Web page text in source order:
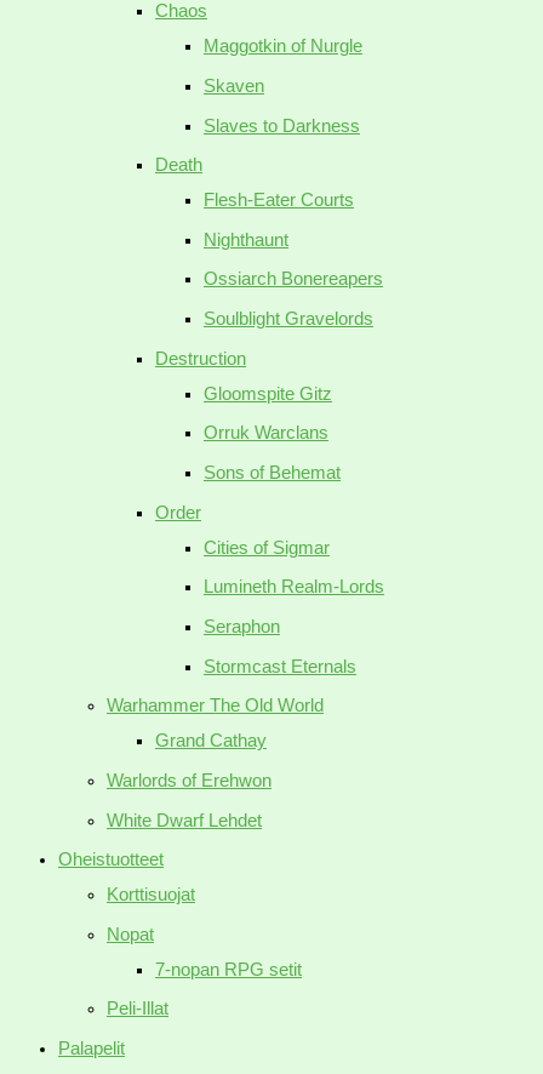
Chaos
Maggotkin of Nurgle
Skaven
Slaves to Darkness
Death
Flesh-Eater Courts
Nighthaunt
Ossiarch Bonereapers
Soulblight Gravelords
Destruction
Gloomspite Gitz
Orruk Warclans
Sons of Behemat
Order
Cities of Sigmar
Lumineth Realm-Lords
Seraphon
Stormcast Eternals
Warhammer The Old World
Grand Cathay
Warlords of Erehwon
White Dwarf Lehdet
Oheistuotteet
Korttisuojat
Nopat
7-nopan RPG setit
Peli-Illat
Palapelit